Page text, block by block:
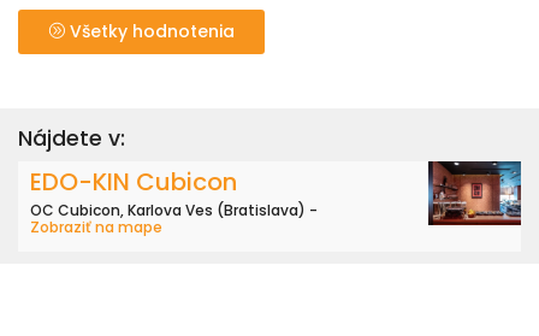
Všetky hodnotenia
Nájdete v:
EDO-KIN Cubicon
OC Cubicon, Karlova Ves (Bratislava) -
Zobraziť na mape